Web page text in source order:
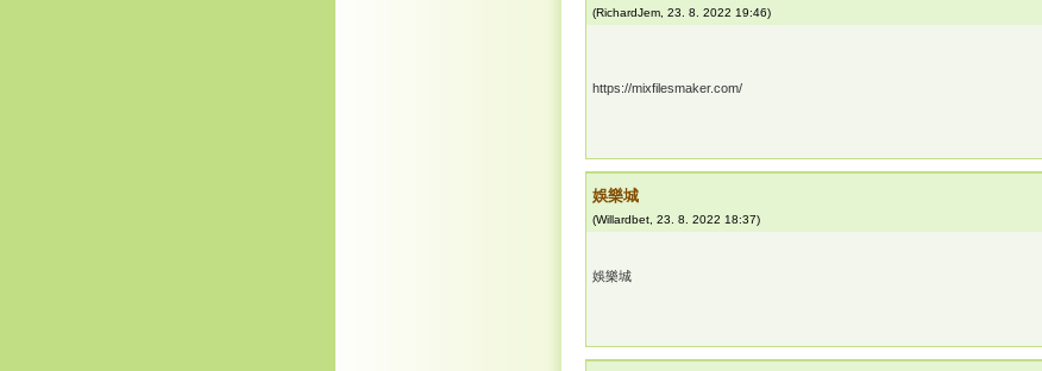
(RichardJem 23. 8. 2022 19:46)
https://mixfilesmaker.com/
娛樂城
(Willardbet 23. 8. 2022 18:37)
娛樂城